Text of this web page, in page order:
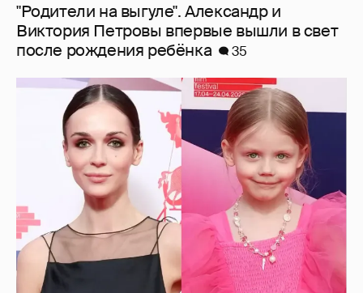
"Родители на выгуле". Александр и
Виктория Петровы впервые вышли в свет
после рождения ребёнка
35